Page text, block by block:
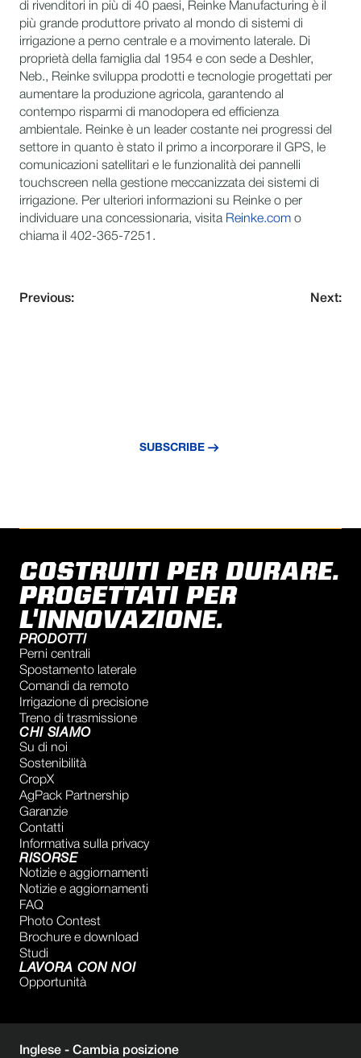
di rivenditori in più di 40 paesi, Reinke Manufacturing è il
più grande produttore privato al mondo di sistemi di
irrigazione a perno centrale e a movimento laterale. Di
proprietà della famiglia dal 1954 e con sede a Deshler,
Neb., Reinke sviluppa prodotti e tecnologie progettati per
aumentare la produzione agricola, garantendo al
contempo risparmi di manodopera ed efficienza
ambientale. Reinke è un leader costante nei progressi del
settore in quanto è stato il primo a incorporare il GPS, le
comunicazioni satellitari e le funzionalità dei pannelli
touchscreen nella gestione meccanizzata dei sistemi di
irrigazione. Per ulteriori informazioni su Reinke o per
individuare una concessionaria, visita Reinke.com o
chiama il 402-365-7251.
Previous: Next:
SUBSCRIBE
COSTRUITI PER DURARE.
PROGETTATI PER
L'INNOVAZIONE.
PRODOTTI
Perni centrali
Spostamento laterale
Comandi da remoto
Irrigazione di precisione
Treno di trasmissione
CHI SIAMO
Su di noi
Sostenibilità
CropX
AgPack Partnership
Garanzie
Contatti
Informativa sulla privacy
RISORSE
Notizie e aggiornamenti
Notizie e aggiornamenti
FAQ
Photo Contest
Brochure e download
Studi
LAVORA CON NOI
Opportunità
Inglese - Cambia posizione